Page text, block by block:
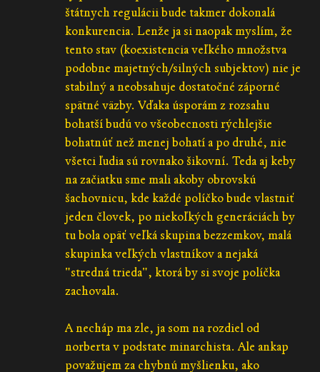
štátnych regulácii bude takmer dokonalá
konkurencia. Lenže ja si naopak myslím, že
tento stav (koexistencia veľkého množstva
podobne majetných/silných subjektov) nie je
stabilný a neobsahuje dostatočné záporné
spätné väzby. Vďaka úsporám z rozsahu
bohatší budú vo všeobecnosti rýchlejšie
bohatnúť než menej bohatí a po druhé, nie
všetci ľudia sú rovnako šikovní. Teda aj keby
na začiatku sme mali akoby obrovskú
šachovnicu, kde každé políčko bude vlastniť
jeden človek, po niekoľkých generáciách by
tu bola opäť veľká skupina bezzemkov, malá
skupinka veľkých vlastníkov a nejaká
"stredná trieda", ktorá by si svoje políčka
zachovala.
A necháp ma zle, ja som na rozdiel od
norberta v podstate minarchista. Ale ankap
považujem za chybnú myšlienku, ako